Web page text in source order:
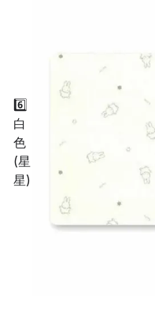
6️⃣
白
色
(星
星)